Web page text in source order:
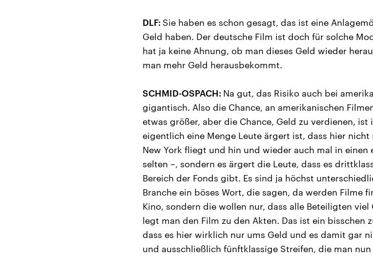
DLF: Sie haben es schon gesagt, das ist eine
Geld haben. Der deutsche Film ist doch für solche
hat ja keine Ahnung, ob man dieses Geld wieder
man mehr Geld herausbekommt.
SCHMID-OSPACH: Na gut, das Risiko auch bei
gigantisch. Also die Chance, an amerikanischen
etwas größer, aber die Chance, Geld zu verdienen, ist
eigentlich eine Menge Leute ärgert ist, dass hier
New York fliegt und hin und wieder auch mal in einen
selten –, sondern es ärgert die Leute, dass es
Bereich der Fonds gibt. Es sind ja höchst
Branche ein böses Wort, die sagen, da werden Filme
Kino, sondern die wollen nur, dass alle Beteiligten
legt man den Film zu den Akten. Das ist ein bisschen
dass es hier wirklich nur ums Geld und es damit gar
und ausschließlich fünftklassige Streifen, die man